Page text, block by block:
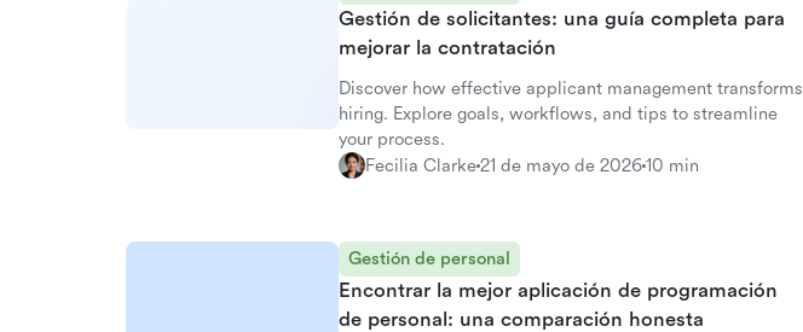
Gestión de solicitantes: una guía completa para
mejorar la contratación
Discover how effective applicant management transforms
hiring. Explore goals, workflows, and tips to streamline
your process.
Fecilia Clarke21 de mayo de 202610 min
Gestión de personal
Encontrar la mejor aplicación de programación
de personal: una comparación honesta